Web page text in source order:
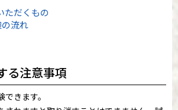
ただくもの
流れ
る注意事項
きます。